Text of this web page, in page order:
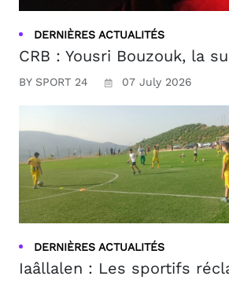
DERNIÈRES ACTUALITÉS
CRB : Yousri Bouzouk, la
BY SPORT 24 07 July 2026
DERNIÈRES ACTUALITÉS
Iaâllalen : Les sportifs